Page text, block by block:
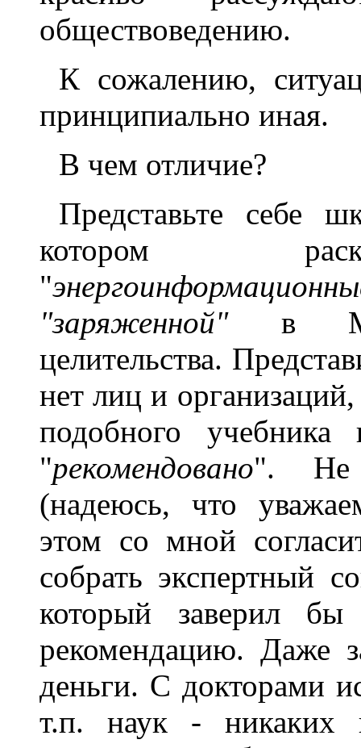
обществоведению.
К сожалению,
принципиально иная.
В чем отличие?
Представьте себе
котором
"
"заряженной"в
целительства.
нет лиц и
подобного
"рекомендовано". Не
(надеюсь, что
этом со мной
собрать экспертный
который заверил бы
рекомендацию. Даже
деньги. С докторами
т.п. наук - никаких